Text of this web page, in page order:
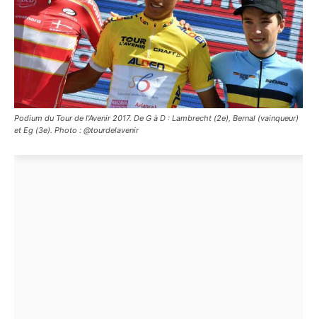
Podium du Tour de l'Avenir 2017. De G à D : Lambrecht (2e), Bernal (vainqueur)
et Eg (3e). Photo : @tourdelavenir